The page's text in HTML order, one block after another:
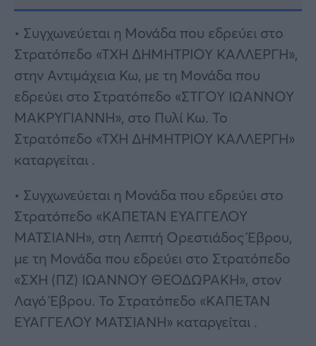
• Συγχωνεύεται η Μονάδα που εδρεύει στο
Στρατόπεδο «ΤΧΗ ΔΗΜΗΤΡΙΟΥ ΚΑΛΛΕΡΓΗ»,
στην Αντιμάχεια Κω, με τη Μονάδα που
εδρεύει στο Στρατόπεδο «ΣΤΓΟΥ ΙΩΑΝΝΟΥ
ΜΑΚΡΥΓΙΑΝΝΗ», στο Πυλί Κω. Το
Στρατόπεδο «ΤΧΗ ΔΗΜΗΤΡΙΟΥ ΚΑΛΛΕΡΓΗ»
καταργείται .
• Συγχωνεύεται η Μονάδα που εδρεύει στο
Στρατόπεδο «ΚΑΠΕΤΑΝ ΕΥΑΓΓΕΛΟΥ
ΜΑΤΣΙΑΝΗ», στη Λεπτή Ορεστιάδος Έβρου,
με τη Μονάδα που εδρεύει στο Στρατόπεδο
«ΣΧΗ (ΠΖ) ΙΩΑΝΝΟΥ ΘΕΟΔΩΡΑΚΗ», στον
Λαγό Έβρου. Το Στρατόπεδο «ΚΑΠΕΤΑΝ
ΕΥΑΓΓΕΛΟΥ ΜΑΤΣΙΑΝΗ» καταργείται .